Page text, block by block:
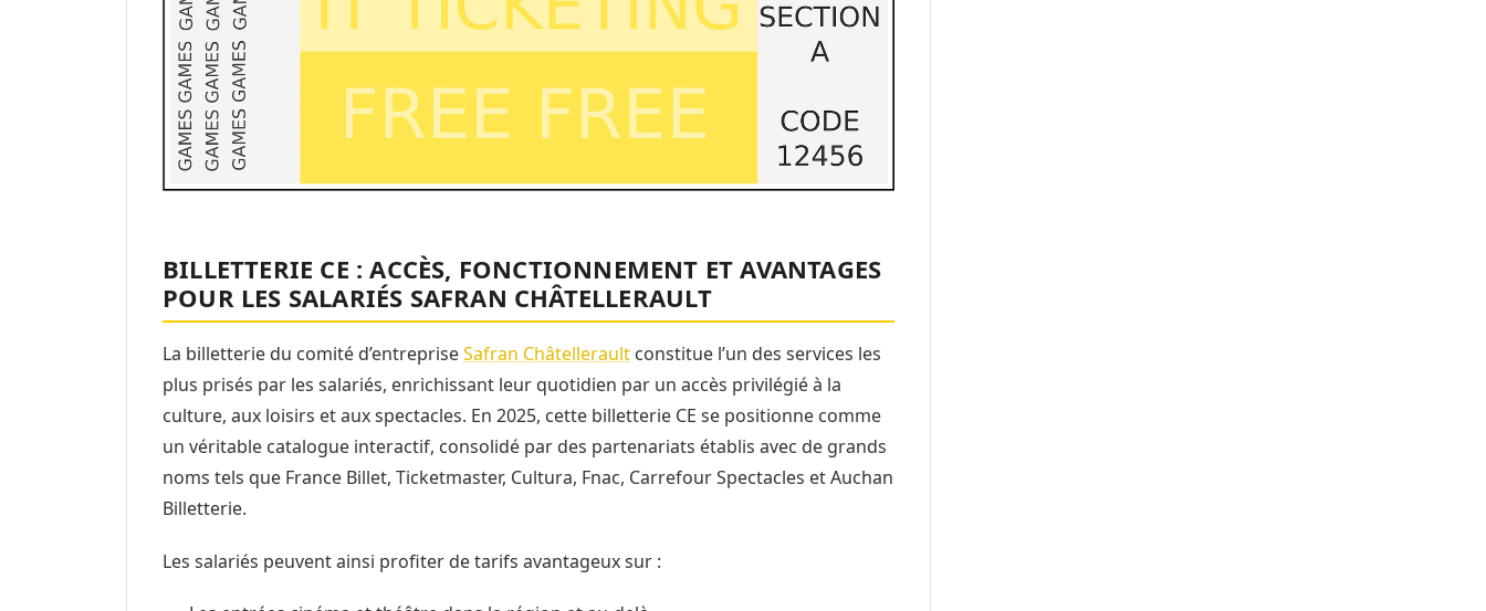
BILLETTERIE CE : ACCÈS, FONCTIONNEMENT ET AVANTAGES
POUR LES SALARIÉS SAFRAN CHÂTELLERAULT
La billetterie du comité d’entrepriseSafran Châtellerault constitue l’un des services les
plus prisés par les salariés, enrichissant leur quotidien par un accès privilégié à la
culture, aux loisirs et aux spectacles. En 2025, cette billetterie CE se positionne comme
un véritable catalogue interactif, consolidé par des partenariats établis avec de grands
noms tels que France Billet, Ticketmaster, Cultura, Fnac, Carrefour Spectacles et Auchan
Billetterie.
Les salariés peuvent ainsi profiter de tarifs avantageux sur :